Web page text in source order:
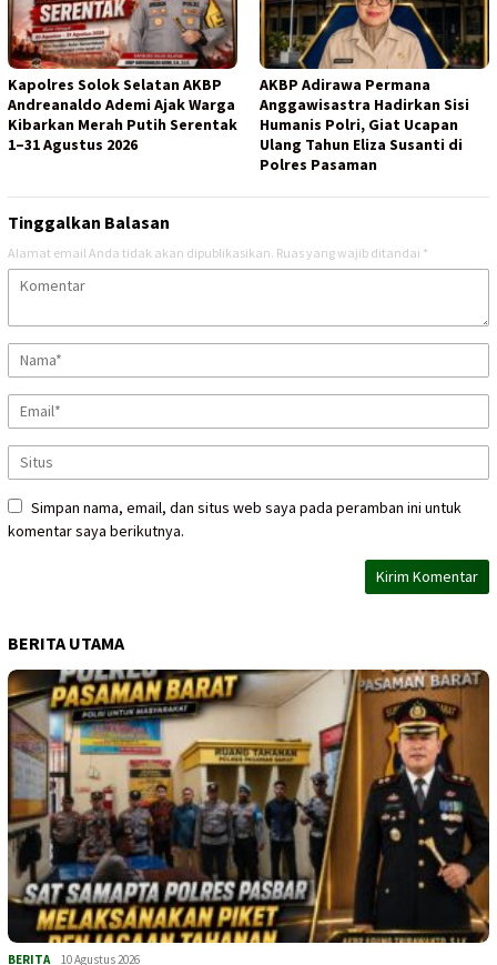
Kapolres Solok Selatan AKBP
Andreanaldo Ademi Ajak Warga
Kibarkan Merah Putih Serentak
1–31 Agustus 2026
AKBP Adirawa Permana
Anggawisastra Hadirkan Sisi
Humanis Polri, Giat Ucapan
Ulang Tahun Eliza Susanti di
Polres Pasaman
Tinggalkan Balasan
Alamat email Anda tidak akan dipublikasikan. Ruas yang wajib ditandai *
Simpan nama, email, dan situs web saya pada peramban ini untuk
komentar saya berikutnya.
BERITA UTAMA
BERITA 10 Agustus 2026